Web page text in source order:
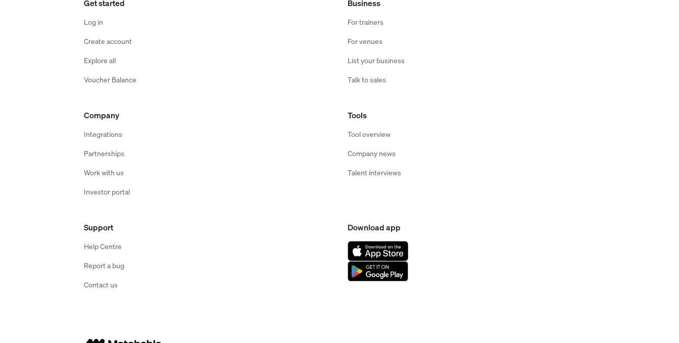
Get started
Log in
Create account
Explore all
Voucher Balance
Business
For trainers
For venues
List your business
Talk to sales
Company
Integrations
Partnerships
Work with us
Investor portal
Tools
Tool overview
Company news
Talent interviews
Support
Help Centre
Report a bug
Contact us
Download app